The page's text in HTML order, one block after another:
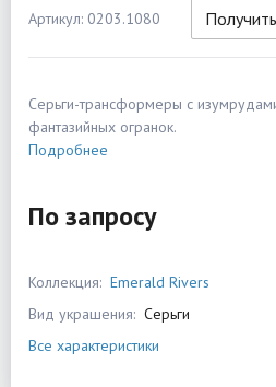
Артикул: 0203.1080
Серьги-трансформеры с
фантазийных огранок.
Подробнее
По запросу
Коллекция: Emerald Rivers
Вид украшения: Серьги
Все характеристики